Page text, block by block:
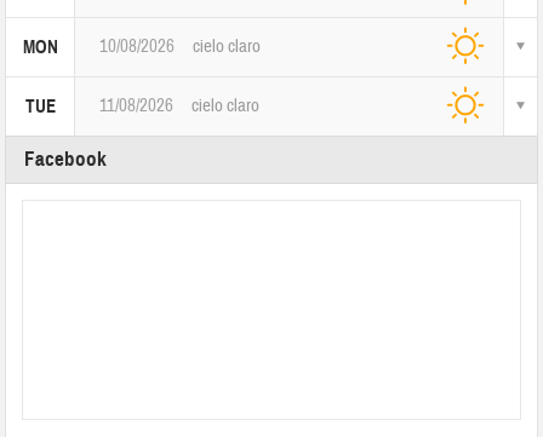
MON 10/08/2026 cielo claro
TUE 11/08/2026 cielo claro
Facebook